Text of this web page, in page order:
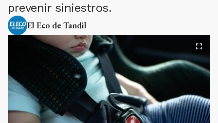
prevenir siniestros.
El Eco de Tandil